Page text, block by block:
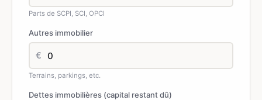
Parts de SCPI, SCI, OPCI
Autres immobilier
€
Terrains, parkings, etc.
Dettes immobilières (capital restant dû)